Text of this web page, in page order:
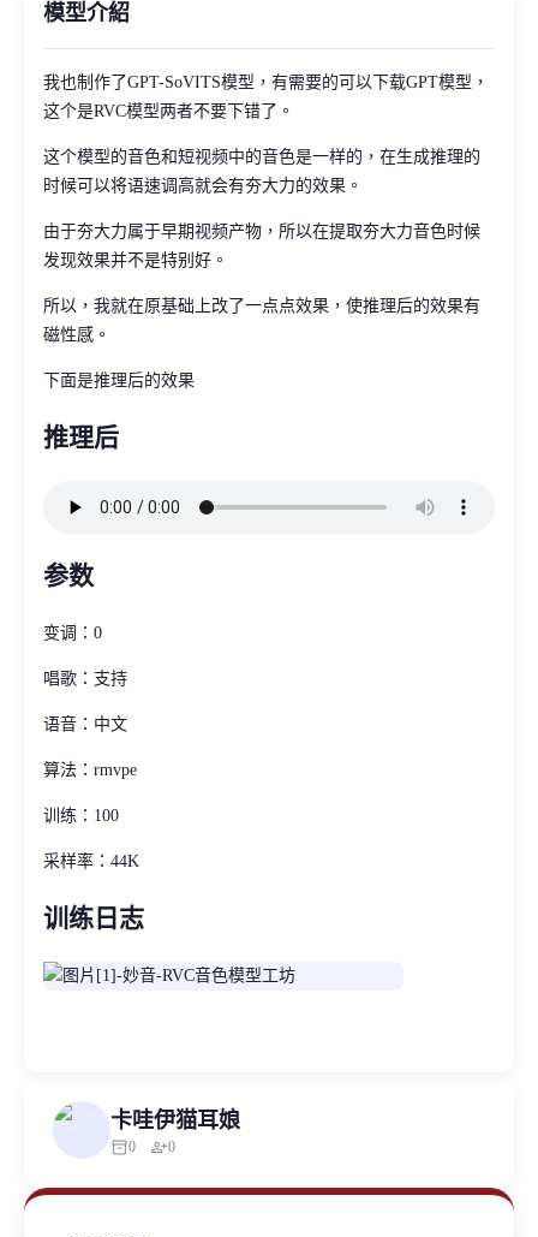
模型介紹
我也制作了GPT-SoVITS模型，有需要的可以下载GPT模型，
这个是RVC模型两者不要下错了。
这个模型的音色和短视频中的音色是一样的，在生成推理的
时候可以将语速调高就会有夯大力的效果。
由于夯大力属于早期视频产物，所以在提取夯大力音色时候
发现效果并不是特别好。
所以，我就在原基础上改了一点点效果，使推理后的效果有
磁性感。
下面是推理后的效果
推理后
参数
变调：0
唱歌：支持
语音：中文
算法：rmvpe
训练：100
采样率：44K
训练日志
卡哇伊猫耳娘
inventory_20 person_add0